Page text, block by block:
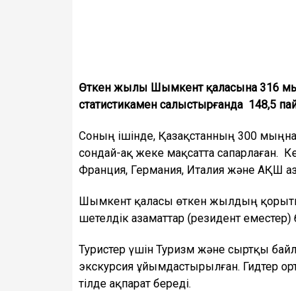
Өткен жылы Шымкент қаласына 316
статистикамен салыстырғанда 148,5
Соның ішінде, Қазақстанның 300
сондай-ақ жеке мақсатта сапарлаған.
Франция, Германия, Италия және АҚШ
Шымкент қаласы өткен жылдың
шетелдік азаматтар (резидент
Туристер үшін Туризм және сыртқы
экскурсия ұйымдастырылған. Гидтер
тілде ақпарат береді.